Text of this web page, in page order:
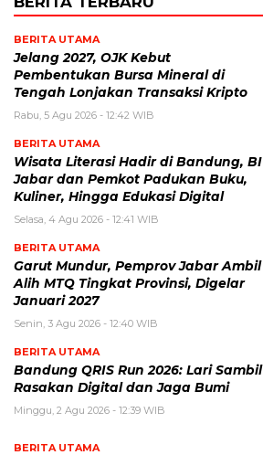
BERITA UTAMA
Jelang 2027, OJK Kebut
Pembentukan Bursa Mineral di
Tengah Lonjakan Transaksi Kripto
Rabu, 5 Agu 2026 - 12:42 WIB
BERITA UTAMA
Wisata Literasi Hadir di Bandung, BI
Jabar dan Pemkot Padukan Buku,
Kuliner, Hingga Edukasi Digital
Selasa, 4 Agu 2026 - 12:41 WIB
BERITA UTAMA
Garut Mundur, Pemprov Jabar Ambil
Alih MTQ Tingkat Provinsi, Digelar
Januari 2027
Senin, 3 Agu 2026 - 12:40 WIB
BERITA UTAMA
Bandung QRIS Run 2026: Lari Sambil
Rasakan Digital dan Jaga Bumi
Minggu, 2 Agu 2026 - 12:39 WIB
BERITA UTAMA